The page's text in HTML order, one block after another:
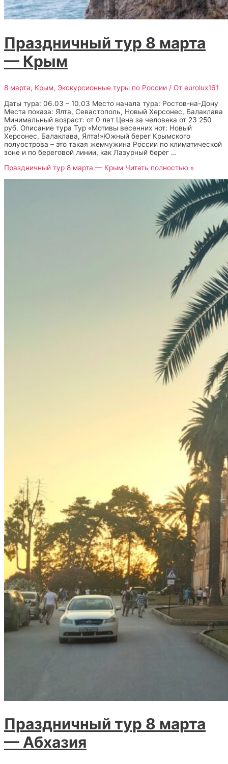
Праздничный тур 8 марта
— Крым
8 марта, Крым, Экскурсионные туры по России / От eurolux161
Даты тура: 06.03 – 10.03 Место начала тура: Ростов-на-Дону
Места показа: Ялта, Севастополь, Новый Херсонес, Балаклава
Минимальный возраст: от 0 лет Цена за человека от 23 250
руб. Описание тура Тур «Мотивы весенних нот: Новый
Херсонес, Балаклава, Ялта!»Южный берег Крымского
полуострова – это такая жемчужина России по климатической
зоне и по береговой линии, как Лазурный берег …
Праздничный тур 8 марта — Крым Читать полностью »
Праздничный тур 8 марта
— Абхазия